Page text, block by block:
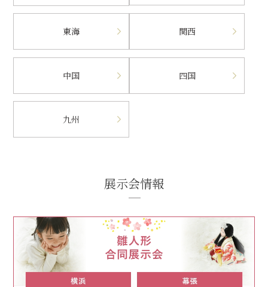
東海 関西
中国 四国
九州
展示会情報